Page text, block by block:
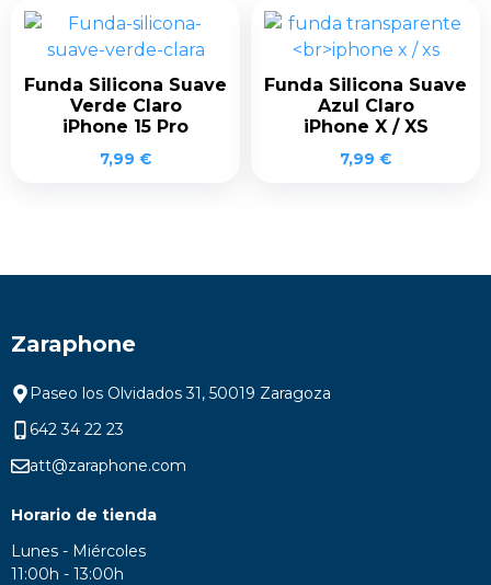
Funda Silicona Suave
Verde Claro
iPhone 15 Pro
7,99 €
Funda Silicona Suave
Azul Claro
iPhone X / XS
7,99 €
Zaraphone
Paseo los Olvidados 31, 50019 Zaragoza
642 34 22 23
att@zaraphone.com
Horario de tienda
Lunes - Miércoles
11:00h - 13:00h